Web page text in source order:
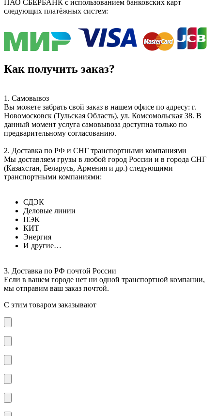
ПАО СБЕРБАНК с использованием банковских карт
следующих платёжных систем:
Как получить заказ?
1. Самовывоз
Вы можете забрать свой заказ в нашем офисе по адресу: г.
Новомосковск (Тульская Область), ул. Комсомольская 38. В
данный момент услуга самовывоза доступна только по
предварительному согласованию.
2. Доставка по РФ и СНГ транспортными компаниями
Мы доставляем грузы в любой город России и в города СНГ
(Казахстан, Беларусь, Армения и др.) следующими
транспортными компаниями:
СДЭК
Деловые линии
ПЭК
КИТ
Энергия
И другие…
3. Доставка по РФ почтой России
Если в вашем городе нет ни одной транспортной компании,
мы отправим ваш заказ почтой.
С этим товаром заказывают